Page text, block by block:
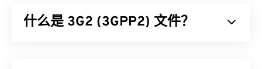
什么是 3G2 (3GPP2) 文件？